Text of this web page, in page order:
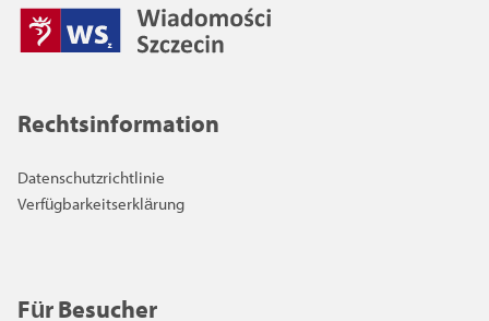
Rechtsinformation
Datenschutzrichtlinie
Verfügbarkeitserklärung
Für Besucher